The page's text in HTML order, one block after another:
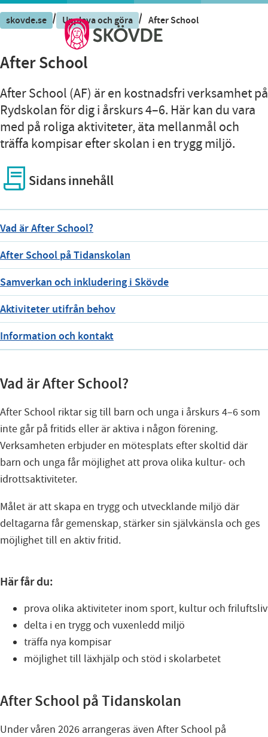
skovde.se / Uppleva och göra / After School
After School
After School (AF) är en kostnadsfri verksamhet på
Rydskolan för dig i årskurs 4–6. Här kan du vara
med på roliga aktiviteter, äta mellanmål och
träffa kompisar efter skolan i en trygg miljö.
Sidans innehåll
Vad är After School?
After School på Tidanskolan
Samverkan och inkludering i Skövde
Aktiviteter utifrån behov
Information och kontakt
Vad är After School?
After School riktar sig till barn och unga i årskurs 4–6 som
inte går på fritids eller är aktiva i någon förening.
Verksamheten erbjuder en mötesplats efter skoltid där
barn och unga får möjlighet att prova olika kultur- och
idrottsaktiviteter.
Målet är att skapa en trygg och utvecklande miljö där
deltagarna får gemenskap, stärker sin självkänsla och ges
möjlighet till en aktiv fritid.
Här får du:
prova olika aktiviteter inom sport, kultur och friluftsliv
delta i en trygg och vuxenledd miljö
träffa nya kompisar
möjlighet till läxhjälp och stöd i skolarbetet
After School på Tidanskolan
Under våren 2026 arrangeras även After School på